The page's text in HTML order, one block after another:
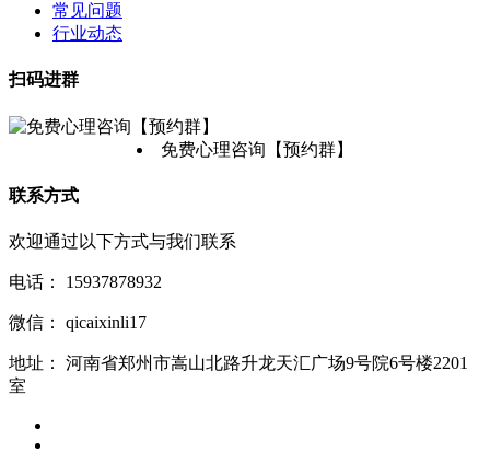
常见问题
行业动态
扫码进群
免费心理咨询【预约群】
联系方式
欢迎通过以下方式与我们联系
电话： 15937878932
微信： qicaixinli17
地址：
河南省郑州市嵩山北路升龙天汇广场9号院6号楼2201
室